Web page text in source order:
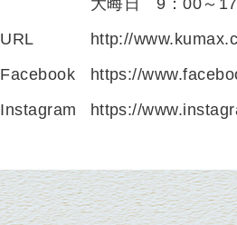
URL
http://
Facebook
https://
Instagram
https://